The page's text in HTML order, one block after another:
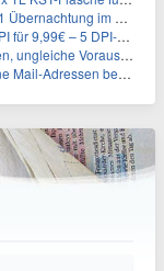
Winterspecial im November 2026 und Januar 2027
9,99€ – 5 DPI-Stufen
Voraussetzungen
bergen Gefahren